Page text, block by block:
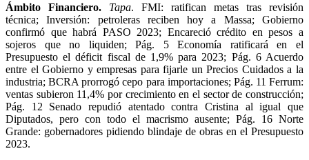
Ámbito Financiero. Tapa. FMI: ratifican metas tras revisión
técnica; Inversión: petroleras reciben hoy a Massa; Gobierno
confirmó que habrá PASO 2023; Encareció crédito en pesos a
sojeros que no liquiden; Pág. 5 Economía ratificará en el
Presupuesto el déficit fiscal de 1,9% para 2023; Pág. 6 Acuerdo
entre el Gobierno y empresas para fijarle un Precios Cuidados a la
industria; BCRA prorrogó cepo para importaciones; Pág. 11 Ferrum:
ventas subieron 11,4% por crecimiento en el sector de construcción;
Pág. 12 Senado repudió atentado contra Cristina al igual que
Diputados, pero con todo el macrismo ausente; Pág. 16 Norte
Grande: gobernadores pidiendo blindaje de obras en el Presupuesto
2023.